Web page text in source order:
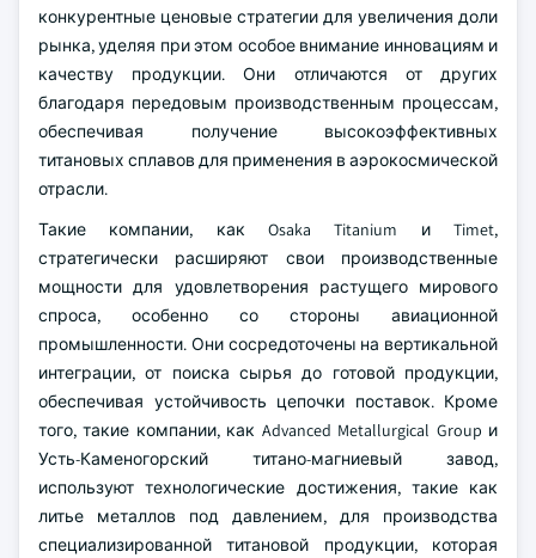
конкурентные ценовые стратегии для увеличения доли
рынка, уделяя при этом особое внимание инновациям и
качеству продукции. Они отличаются от других
благодаря передовым производственным процессам,
обеспечивая получение высокоэффективных
титановых сплавов для применения в аэрокосмической
отрасли.
Такие компании, как Osaka Titanium и Timet,
стратегически расширяют свои производственные
мощности для удовлетворения растущего мирового
спроса, особенно со стороны авиационной
промышленности. Они сосредоточены на вертикальной
интеграции, от поиска сырья до готовой продукции,
обеспечивая устойчивость цепочки поставок. Кроме
того, такие компании, как Advanced Metallurgical Group и
Усть-Каменогорский титано-магниевый завод,
используют технологические достижения, такие как
литье металлов под давлением, для производства
специализированной титановой продукции, которая